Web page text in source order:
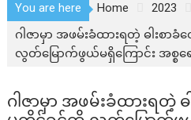
You are here Home 2023
ဂါဇာမှာ အဖမ်းခံထားရတဲ့ ဓါးစ
လွတ်မြောက်ဖွယ်မရှိကြောင်း အစ္စရေ
ဂါဇာမှာ အဖမ်းခံထားရတဲ့